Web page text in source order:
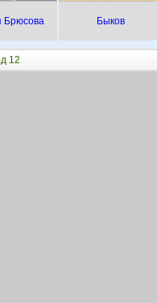
Брюсова Быков
12